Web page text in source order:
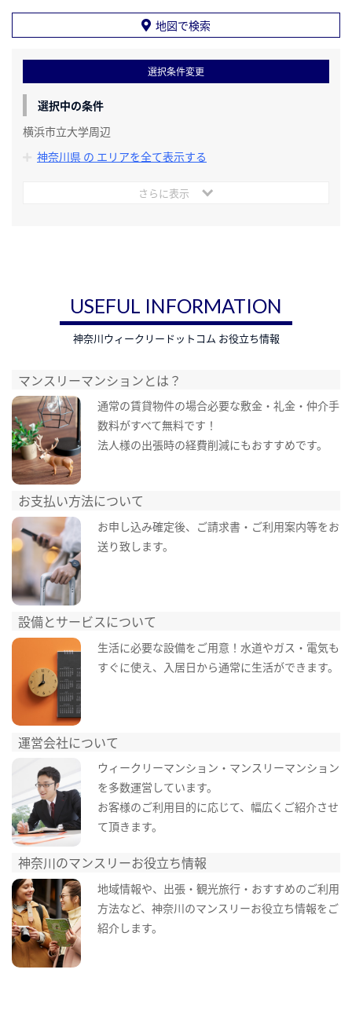
地図で検索
選択条件変更
選択中の条件
横浜市立大学周辺
神奈川県 の エリアを全て表示する
さらに表示
USEFUL INFORMATION
神奈川ウィークリードットコム お役立ち情報
マンスリーマンションとは？
通常の賃貸物件の場合必要な敷金・礼金・仲介手
数料がすべて無料です！
法人様の出張時の経費削減にもおすすめです。
お支払い方法について
お申し込み確定後、ご請求書・ご利用案内等をお
送り致します。
設備とサービスについて
生活に必要な設備をご用意！水道やガス・電気も
すぐに使え、入居日から通常に生活ができます。
運営会社について
ウィークリーマンション・マンスリーマンション
を多数運営しています。
お客様のご利用目的に応じて、幅広くご紹介させ
て頂きます。
神奈川のマンスリーお役立ち情報
地域情報や、出張・観光旅行・おすすめのご利用
方法など、神奈川のマンスリーお役立ち情報をご
紹介します。